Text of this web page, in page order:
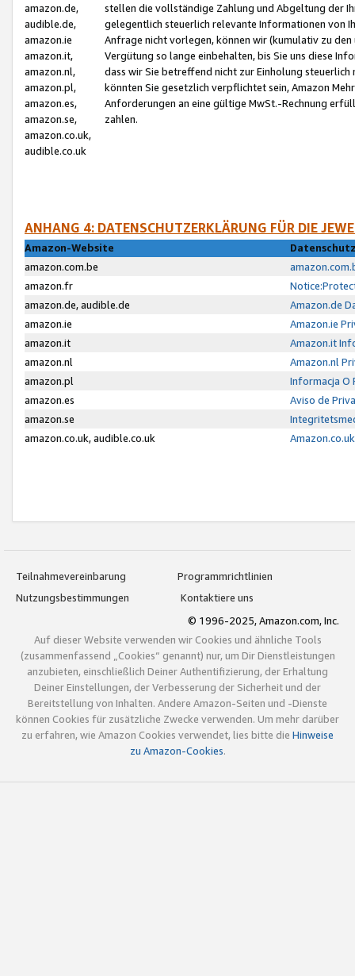
amazon.de,
audible.de,
amazon.ie
amazon.it,
amazon.nl,
amazon.pl,
amazon.es,
amazon.se,
amazon.co.uk,
audible.co.uk
stellen die vollständige Zahlung und Abgeltung der
gelegentlich steuerlich relevante Informationen von
Anfrage nicht vorlegen, können wir (kumulativ zu
Vergütung so lange einbehalten, bis Sie uns diese
dass wir Sie betreffend nicht zur Einholung
könnten Sie gesetzlich verpflichtet sein, Amazon
Anforderungen an eine gültige MwSt.-Rechnung
zahlen.
ANHANG 4: DATENSCHUTZERKLÄRUNG FÜR DIE
Amazon-Website
amazon.com.be
amazon.fr
amazon.de, audible.de
Amazon.de
amazon.ie
Amazon.ie
amazon.it
Amazon.it
amazon.nl
Amazon.nl
amazon.pl
Informacja O
amazon.es
Aviso de
amazon.se
amazon.co.uk, audible.co.uk
Teilnahmevereinbarung
Programmrichtlinien
Nutzungsbestimmungen
Kontaktiere uns
© 1996-2025, Amazon.com, Inc.
Auf dieser Website verwenden wir Cookies und ähnliche Tools
(zusammenfassend „Cookies“ genannt) nur, um Dir Dienstleistungen
anzubieten, einschließlich Deiner Authentifizierung, der Erhaltung
Deiner Einstellungen, der Verbesserung der Sicherheit und der
Bereitstellung von Inhalten. Andere Amazon-Seiten und -Dienste
können Cookies für zusätzliche Zwecke verwenden. Um mehr darüber
zu erfahren, wie Amazon Cookies verwendet, lies bitte die Hinweise
zu Amazon-Cookies.